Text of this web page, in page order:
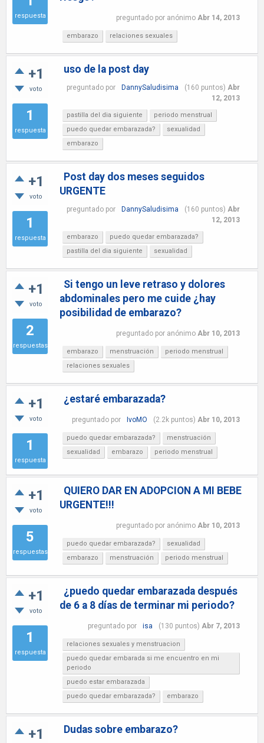
respuesta preguntado por anónimo Abr 14, 2013
embarazo relaciones sexuales
+1
voto
1
respuesta
uso de la post day
preguntado por DannySaludisima (160 puntos) Abr
12, 2013
pastilla del dia siguiente
periodo menstrual
puedo quedar embarazada?
sexualidad
embarazo
+1
voto
1
respuesta
Post day dos meses seguidos
URGENTE
preguntado por DannySaludisima (160 puntos) Abr
12, 2013
embarazo
puedo quedar embarazada?
pastilla del dia siguiente
sexualidad
+1
voto
2
respuestas
Si tengo un leve retraso y dolores
abdominales pero me cuide ¿hay
posibilidad de embarazo?
preguntado por anónimo Abr 10, 2013
embarazo menstruación
periodo menstrual
relaciones sexuales
+1
voto
1
respuesta
¿estaré embarazada?
preguntado por IvoMO (2.2kpuntos) Abr 10, 2013
puedo quedar embarazada?
menstruación
sexualidad
embarazo periodo menstrual
+1
voto
5
respuestas
QUIERO DAR EN ADOPCION A MI BEBE
URGENTE!!!
preguntado por anónimo Abr 10, 2013
puedo quedar embarazada?
sexualidad
embarazo
menstruación periodo menstrual
+1
voto
1
respuesta
¿puedo quedar embarazada después
de 6 a 8 días de terminar mi periodo?
preguntado por isa (130 puntos) Abr 7, 2013
relaciones sexuales y menstruacion
puedo quedar embarada si me encuentro en mi
periodo
puedo estar embarazada
puedo quedar embarazada?
embarazo
+1 Dudas sobre embarazo?